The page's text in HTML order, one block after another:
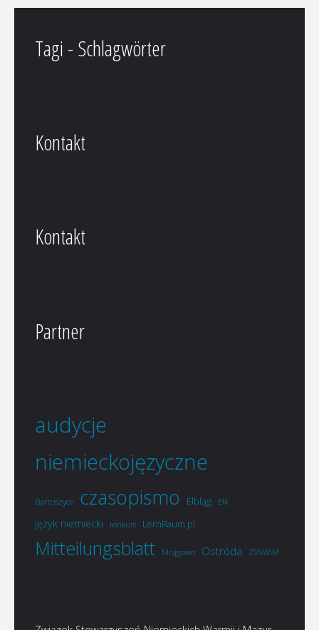
Tagi - Schlagwörter
Kontakt
Kontakt
Partner
audycje
niemieckojęzyczne
Bartoszyce czasopismo Elbląg Ełk
język niemiecki konkurs LernRaum.pl
Mitteilungsblatt Mrągowo Ostróda ZSNWiM